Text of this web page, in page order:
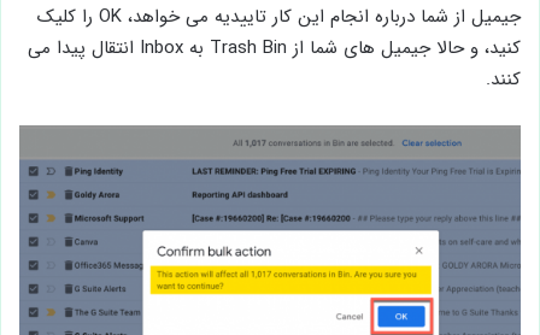
جیمیل از شما درباره انجام این کار تاییدیه می خواهد، OK را کلیک
کنید، و حالا جیمیل های شما از Trash Bin به Inbox انتقال پیدا می
کنند.